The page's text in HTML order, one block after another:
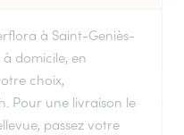
à Saint-Geniès-
domicile, en
choix,
Pour une livraison le
passez votre